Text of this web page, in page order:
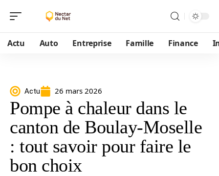
Actu Auto Entreprise Famille Finance
Actu 26 mars 2026
Pompe à chaleur dans le
canton de Boulay-Moselle
: tout savoir pour faire le
bon choix